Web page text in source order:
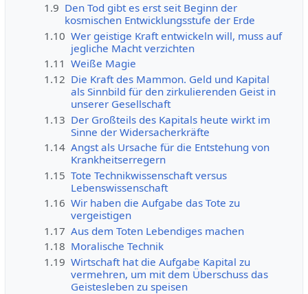
1.9 Den Tod gibt es erst seit Beginn der
kosmischen Entwicklungsstufe der Erde
1.10 Wer geistige Kraft entwickeln will, muss auf
jegliche Macht verzichten
1.11 Weiße Magie
1.12 Die Kraft des Mammon. Geld und Kapital
als Sinnbild für den zirkulierenden Geist in
unserer Gesellschaft
1.13 Der Großteils des Kapitals heute wirkt im
Sinne der Widersacherkräfte
1.14 Angst als Ursache für die Entstehung von
Krankheitserregern
1.15 Tote Technikwissenschaft versus
Lebenswissenschaft
1.16 Wir haben die Aufgabe das Tote zu
vergeistigen
1.17 Aus dem Toten Lebendiges machen
1.18 Moralische Technik
1.19 Wirtschaft hat die Aufgabe Kapital zu
vermehren, um mit dem Überschuss das
Geistesleben zu speisen